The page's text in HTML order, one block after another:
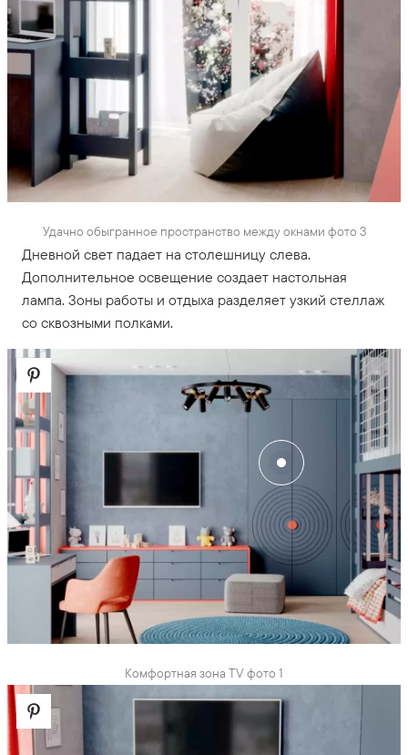
Удачно обыгранное пространство между окнами фото 3
Дневной свет падает на столешницу слева.
Дополнительное освещение создает настольная
лампа. Зоны работы и отдыха разделяет узкий стеллаж
со сквозными полками.
Комфортная зона TV фото 1